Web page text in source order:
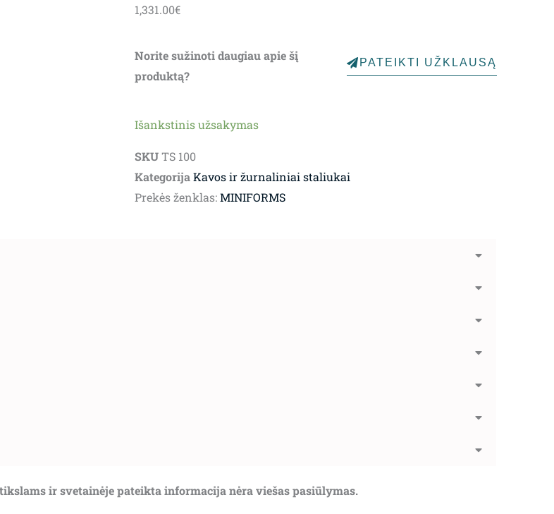
1,331.00€
Norite sužinoti daugiau apie šį
produktą?
PATEIKTI UŽKLAUSĄ
Išankstinis užsakymas
SKUTS 100
KategorijaKavos ir žurnaliniai staliukai
Prekės ženklas:MINIFORMS
ir svetainėje pateikta informacija nėra viešas pasiūlymas.